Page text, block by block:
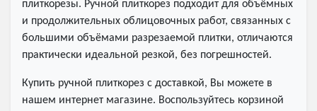
плиткорезы. Ручной плиткорез подходит для объёмных
и продолжительных облицовочных работ, связанных с
большими объёмами разрезаемой плитки, отличаются
практически идеальной резкой, без погрешностей.
Купить ручной плиткорез с доставкой, Вы можете в
нашем интернет магазине. Воспользуйтесь корзиной